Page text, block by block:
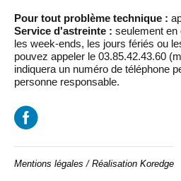
Pour tout problème technique :
Service d'astreinte : seulement en
les week-ends, les jours fériés ou
pouvez appeler le 03.85.42.43.60
indiquera un numéro de téléphone
personne responsable.
Mentions légales / Réalisation Koredge